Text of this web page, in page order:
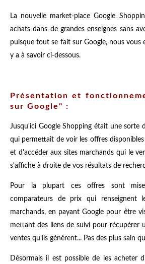
La nouvelle market-place Google
achats dans de grandes enseignes sans
puisque tout se fait sur Google, nous vous
y a à savoir ci-dessous.
Présentation et
sur Google" :
Jusqu'ici Google Shopping était une sorte
qui permettait de voir les offres
et d'accéder aux sites marchands qui le
s'affiche à droite de vos résultats de
Pour la plupart ces offres sont
comparateurs de prix qui renseignent
marchands, en payant Google pour être
mettant des liens de suivi pour récupérer
ventes qu'ils génèrent... Pas des plus sain
Désormais il est possible de les acheter